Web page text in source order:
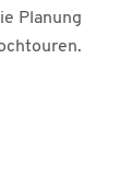
Planung